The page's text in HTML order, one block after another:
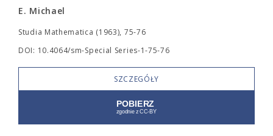
E. Michael
Studia Mathematica (1963), 75-76
DOI: 10.4064/sm-Special Series-1-75-76
SZCZEGÓŁY